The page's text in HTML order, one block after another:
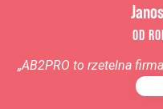
OD
„AB2PRO to rzetelna